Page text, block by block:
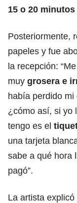
15 o 20
Posteriormente,
papeles y fue
la recepción:
muy grosera e
había perdido mi
¿cómo así, si yo
tengo es el
una tarjeta
sabe a qué hora
pagó”.
La artista